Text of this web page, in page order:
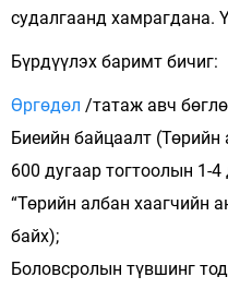
судалгаанд хамрагдана.
Бүрдүүлэх баримт бичиг:
Өргөдөл /татаж авч
Биеийн байцаалт
600 дугаар тогтоолын 1-
“Төрийн албан хаагчийн
байх);
Боловсролын түвшинг